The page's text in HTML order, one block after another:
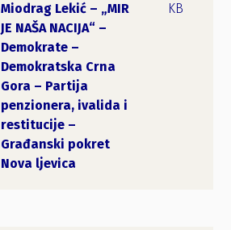
Miodrag Lekić – „MIR
JE NAŠA NACIJA“ –
Demokrate –
Demokratska Crna
Gora – Partija
penzionera, ivalida i
restitucije –
Građanski pokret
Nova ljevica
KB